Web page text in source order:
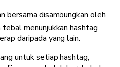
bersama disambungkan oleh
menunjukkan hashtag
daripada yang lain.
untuk setiap hashtag,